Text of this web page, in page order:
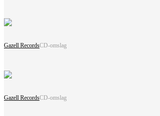
Gazell RecordsCD-omslag
Gazell RecordsCD-omslag